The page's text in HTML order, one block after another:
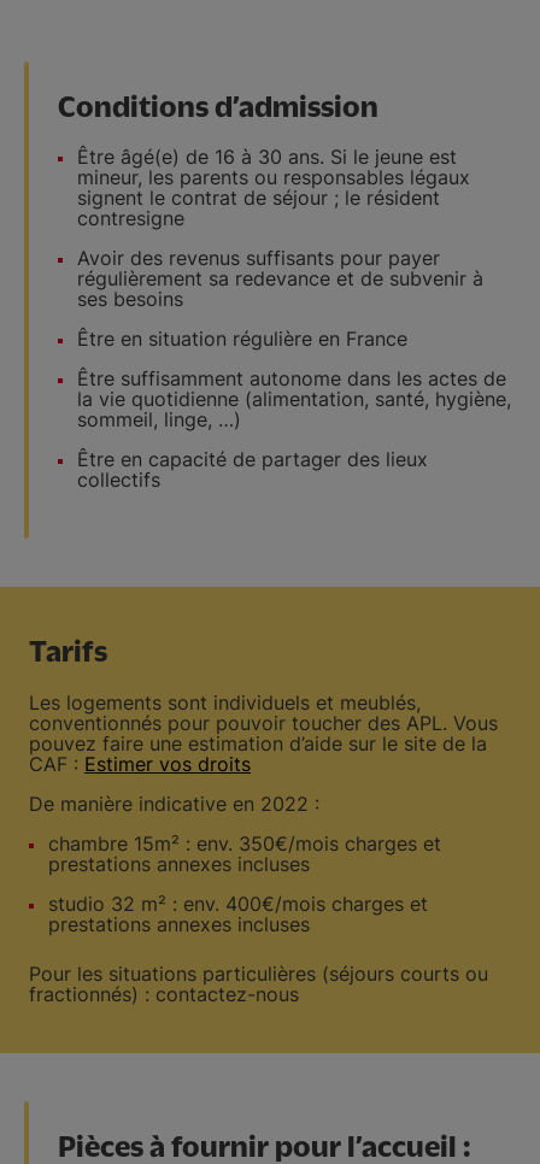
Conditions d’admission
Être âgé(e) de 16 à 30 ans. Si le jeune est
mineur, les parents ou responsables légaux
signent le contrat de séjour ; le résident
contresigne
Avoir des revenus suffisants pour payer
régulièrement sa redevance et de subvenir à
ses besoins
Être en situation régulière en France
Être suffisamment autonome dans les actes de
la vie quotidienne (alimentation, santé, hygiène,
sommeil, linge, …)
Être en capacité de partager des lieux
collectifs
Tarifs
Les logements sont individuels et meublés,
conventionnés pour pouvoir toucher des APL. Vous
pouvez faire une estimation d’aide sur le site de la
CAF : Estimer vos droits
De manière indicative en 2022 :
chambre 15m² : env. 350€/mois charges et
prestations annexes incluses
studio 32 m² : env. 400€/mois charges et
prestations annexes incluses
Pour les situations particulières (séjours courts ou
fractionnés) : contactez-nous
Pièces à fournir pour l’accueil :